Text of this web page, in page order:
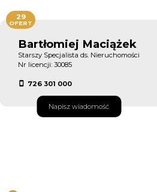
Bartłomiej Maciążek
Starszy Specjalista ds. Nieruchomości
Nr licencji: 30085
726 301 000
Napisz wiadomość
29
OFERT